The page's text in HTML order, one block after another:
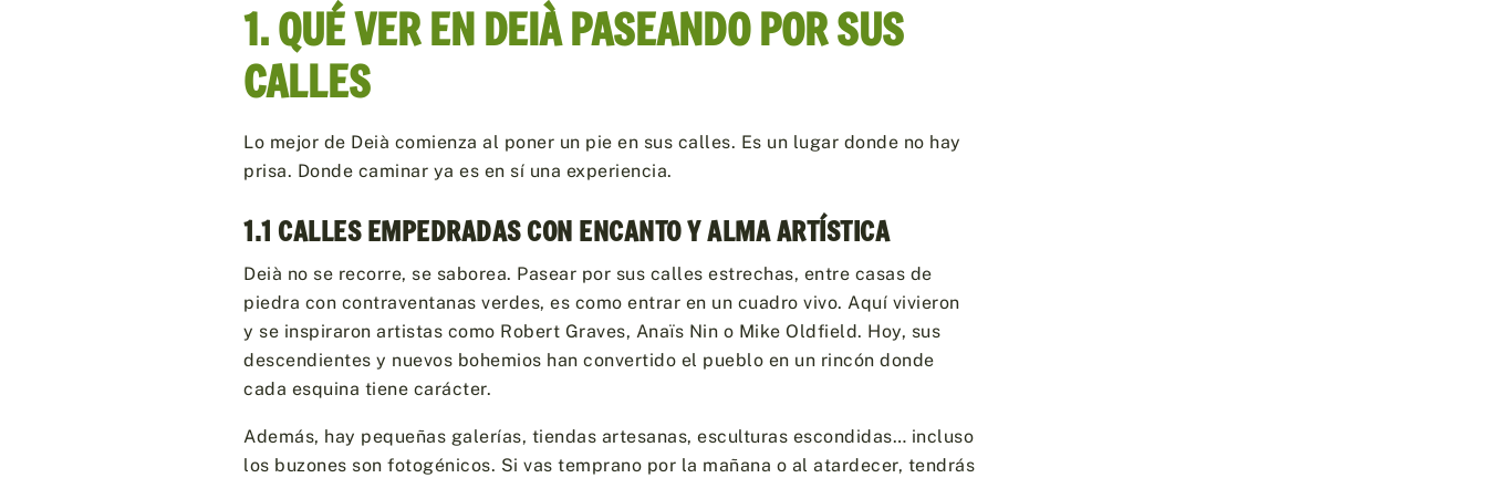
1. QUÉ VER EN DEIÀ PASEANDO POR SUS
CALLES
Lo mejor de Deià comienza al poner un pie en sus calles. Es un lugar donde no hay
prisa. Donde caminar ya es en sí una experiencia.
1.1 CALLES EMPEDRADAS CON ENCANTO Y ALMA ARTÍSTICA
Deià no se recorre, se saborea. Pasear por sus calles estrechas, entre casas de
piedra con contraventanas verdes, es como entrar en un cuadro vivo. Aquí vivieron
y se inspiraron artistas como Robert Graves, Anaïs Nin o Mike Oldfield. Hoy, sus
descendientes y nuevos bohemios han convertido el pueblo en un rincón donde
cada esquina tiene carácter.
Además, hay pequeñas galerías, tiendas artesanas, esculturas escondidas… incluso
los buzones son fotogénicos. Si vas temprano por la mañana o al atardecer, tendrás